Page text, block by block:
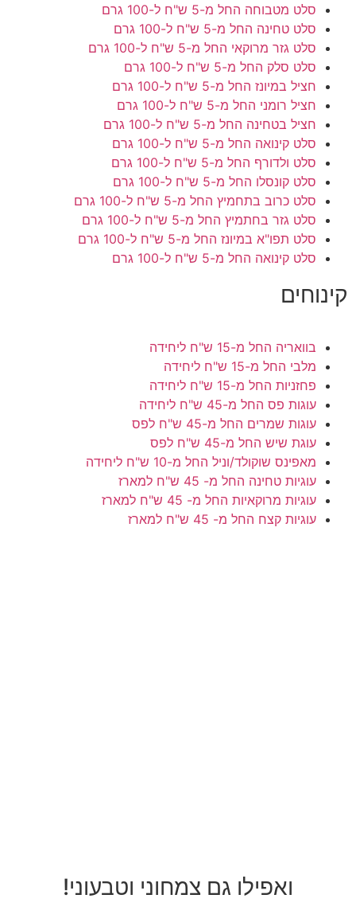
סלט מטבוחה החל מ-5 ש"ח ל-100 גרם
סלט טחינה החל מ-5 ש"ח ל-100 גרם
סלט גזר מרוקאי החל מ-5 ש"ח ל-100 גרם
סלט סלק החל מ-5 ש"ח ל-100 גרם
חציל במיונז החל מ-5 ש"ח ל-100 גרם
חציל רומני החל מ-5 ש"ח ל-100 גרם
חציל בטחינה החל מ-5 ש"ח ל-100 גרם
סלט קינואה החל מ-5 ש"ח ל-100 גרם
סלט ולדורף החל מ-5 ש"ח ל-100 גרם
סלט קונסלו החל מ-5 ש"ח ל-100 גרם
סלט כרוב בתחמיץ החל מ-5 ש"ח ל-100 גרם
סלט גזר בחתמיץ החל מ-5 ש"ח ל-100 גרם
סלט תפו"א במיונז החל מ-5 ש"ח ל-100 גרם
סלט קינואה החל מ-5 ש"ח ל-100 גרם
קינוחים
בוואריה החל מ-15 ש"ח ליחידה
מלבי החל מ-15 ש"ח ליחידה
פחזניות החל מ-15 ש"ח ליחידה
עוגות פס החל מ-45 ש"ח ליחידה
עוגות שמרים החל מ-45 ש"ח לפס
עוגת שיש החל מ-45 ש"ח לפס
מאפינס שוקולד/וניל החל מ-10 ש"ח ליחידה
עוגיות טחינה החל מ- 45 ש"ח למארז
עוגיות מרוקאיות החל מ- 45 ש"ח למארז
עוגיות קצח החל מ- 45 ש"ח למארז
ואפילו גם צמחוני וטבעוני!